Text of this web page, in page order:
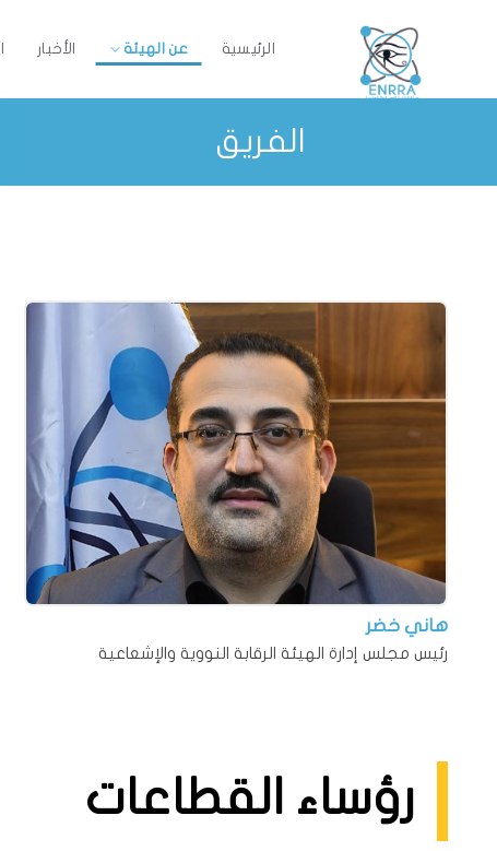
الرئيسية عن الهيئة الأخبار
الفريق
هاني خضر
رئيس مجلس إدارة الهيئة الرقابة النووية والإشعاعية
رؤساء القطاعات